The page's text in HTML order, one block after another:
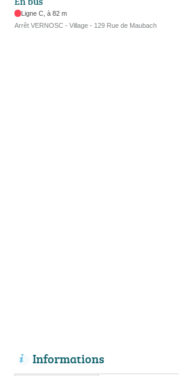
Ligne C, à 82 m
Arrêt VERNOSC - Village - 129 Rue de Maubach
Informations